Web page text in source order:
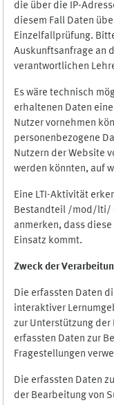
die über die IP-
diesem Fall Daten
Einzelfallprüfung.
Auskunftsanfrage an
verantwortlichen
Es wäre technisch
erhaltenen Daten
Nutzer vornehmen
personenbezogene
Nutzern der Website
werden könnten, auf
Eine LTI-Aktivität
Bestandteil /mod/lti/
anmerken, dass
Einsatz kommt.
Zweck der
Die erfassten Daten
interaktiver
zur Unterstützung der
erfassten Daten zur
Fragestellungen
Die erfassten Daten
der Bearbeitung von